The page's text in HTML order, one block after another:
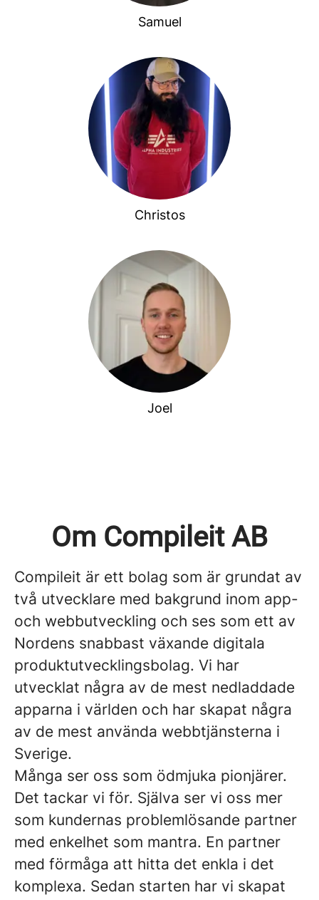
Samuel
Christos
Joel
Om Compileit AB
Compileit är ett bolag som är grundat av
två utvecklare med bakgrund inom app-
och webbutveckling och ses som ett av
Nordens snabbast växande digitala
produktutvecklingsbolag. Vi har
utvecklat några av de mest nedladdade
apparna i världen och har skapat några
av de mest använda webbtjänsterna i
Sverige.
Många ser oss som ödmjuka pionjärer.
Det tackar vi för. Själva ser vi oss mer
som kundernas problemlösande partner
med enkelhet som mantra. En partner
med förmåga att hitta det enkla i det
komplexa. Sedan starten har vi skapat